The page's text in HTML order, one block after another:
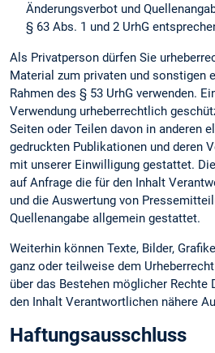
Änderungsverbot und
§ 63 Abs. 1 und 2 UrhG
Als Privatperson dürfen Sie
Material zum privaten und sonstigen
Rahmen des § 53 UrhG verwenden.
Verwendung urheberrechtlich
Seiten oder Teilen davon in anderen
gedruckten Publikationen und deren
mit unserer Einwilligung gestattet.
auf Anfrage die für den Inhalt
und die Auswertung von
Quellenangabe allgemein gestattet.
Weiterhin können Texte, Bilder,
ganz oder teilweise dem
über das Bestehen möglicher Rechte
den Inhalt Verantwortlichen nähere
Haftungsausschluss